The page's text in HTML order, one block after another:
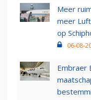
Meer
meer
op
06-08-
Embraer